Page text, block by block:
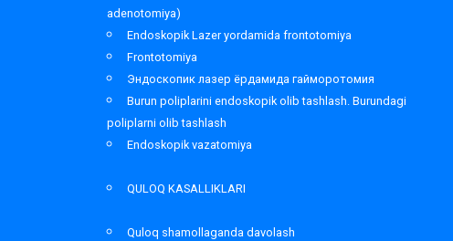
adenotomiya)
Endoskopik Lazer yordamida frontotomiya
Frontotomiya
Эндоскопик лазер ёрдамида гайморотомия
Burun poliplarini endoskopik olib tashlash. Burundagi
poliplarni olib tashlash
Endoskopik vazatomiya
QULOQ KASALLIKLARI
Quloq shamollaganda davolash